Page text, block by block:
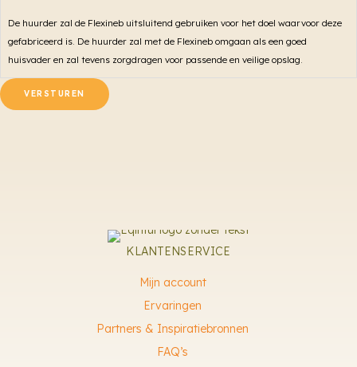
De huurder zal de Flexineb uitsluitend gebruiken voor het doel waarvoor deze
gefabriceerd is. De huurder zal met de Flexineb omgaan als een goed
huisvader en zal tevens zorgdragen voor passende en veilige opslag.
KLANTENSERVICE
Mijn account
Ervaringen
Partners & Inspiratiebronnen
FAQ’s